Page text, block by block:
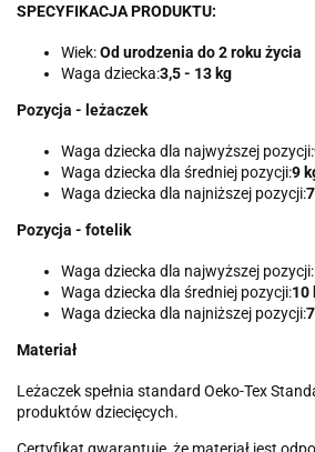
SPECYFIKACJA PRODUKTU:
Wiek:Od urodzenia do 2 roku życia
Waga dziecka:3,5 - 13 kg
Pozycja - leżaczek
Waga dziecka dla najwyższej pozycji:
Waga dziecka dla średniej pozycji:9
Waga dziecka dla najniższej pozycji:
Pozycja - fotelik
Waga dziecka dla najwyższej pozycji:
Waga dziecka dla średniej pozycji:10
Waga dziecka dla najniższej pozycji:
Materiał
Leżaczek spełnia standard Oeko-Tex
produktów dziecięcych.